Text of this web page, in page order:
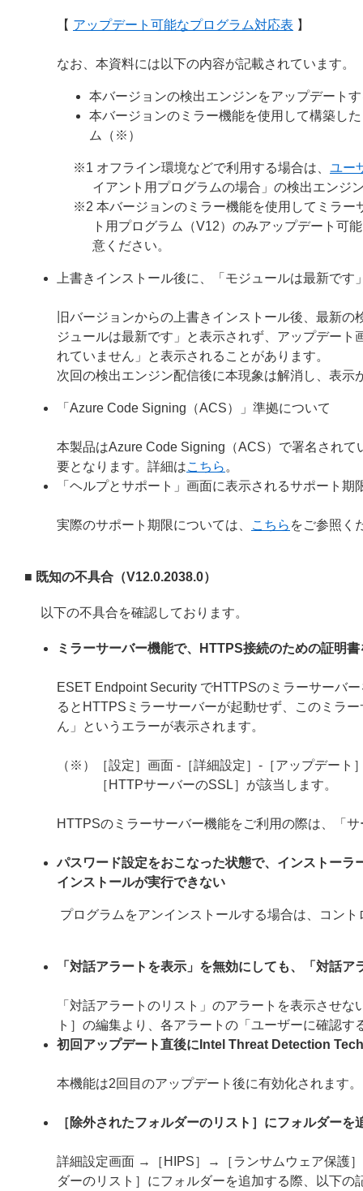
【 アップデート可能なプログラム対応表 】
なお、本資料には以下の内容が記載されています。
本バージョンの検出エンジンをアップデート
本バージョンのミラー機能を使用して構築し
ム（※）
※1 オフライン環境などで利用する場合は、 ユー
イアント用プログラムの場合」の検出エンジ
※2 本バージョンのミラー機能を使用してミラー
ト用プログラム（V12）のみアップデート可
意ください。
上書きインストール後に、「モジュールは最新です
旧バージョンからの上書きインストール後、最新
ジュールは最新です」と表示されず、アップデー
れていません」と表示されることがあります。
次回の検出エンジン配信後に本現象は解消し、表示
「Azure Code Signing（ACS）」準拠について
本製品はAzure Code Signing（ACS）で署名され
要となります。詳細はこちら 。
「ヘルプとサポート」画面に表示されるサポート
実際のサポート期限については、 こちら をご参照く
■ 既知の不具合（V12.0.2038.0）
以下の不具合を確認しております。
ミラーサーバー機能で、HTTPS接続のための証明
ESET Endpoint Security でHTTPSのミラーサーバ
るとHTTPSミラーサーバーが起動せず、このミラ
ん」というエラーが表示されます。
（※）［設定］画面 -［詳細設定］-［アップデー
［HTTPサーバーのSSL］が該当します。
HTTPSのミラーサーバー機能をご利用の際は、「
パスワード設定をおこなった状態で、インストー
インストールが実行できない
プログラムをアンインストールする場合は、コン
「対話アラートを表示」を無効にしても、「対話
「対話アラートのリスト」のアラートを表示させ
ト］の編集より、各アラートの「ユーザーに確認
初回アップデート直後にIntel Threat Detection
本機能は2回目のアップデート後に有効化されます。
［除外されたフォルダーのリスト］にフォルダー
詳細設定画面 →［HIPS］→［ランサムウェア保護
ダーのリスト］にフォルダーを追加する際、以下の